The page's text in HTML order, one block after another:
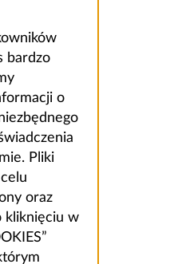
bardzo
o
Pliki
oraz
kliknięciu w